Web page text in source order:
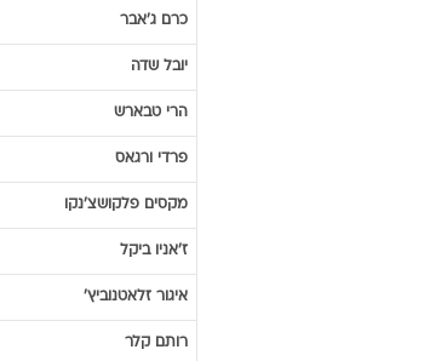
כרם ג'אבר
יובל שדה
הרי טבארש
פרדי ורגאס
מקסים פלקושצ'נקו
ז'אניו ביקל
איגור זלאטנוביץ'
רותם קלר